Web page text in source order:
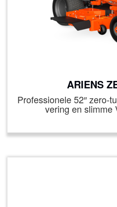
ARIENS
Professionele 52″
vering en slimme